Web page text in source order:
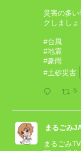
災害の多
クしましょ
#台風
#地震
#豪雨
#土砂災害
5
まるごみ
まるごみ